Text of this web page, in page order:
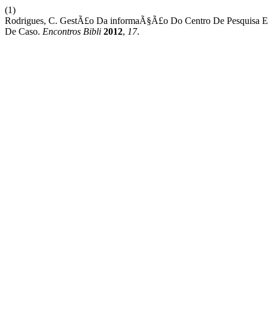
(1)
Rodrigues, C. GestÃ£o Da informaÃ§Ã£o Do Centro De Pesquisa
De Caso. Encontros Bibli 2012, 17.